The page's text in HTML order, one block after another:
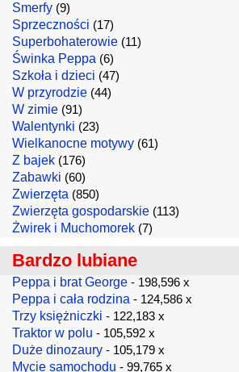
Smerfy (9)
Sprzeczności (17)
Superbohaterowie (11)
Świnka Peppa (6)
Szkoła i dzieci (47)
W przyrodzie (44)
W zimie (91)
Walentynki (23)
Wielkanocne motywy (61)
Z bajek (176)
Zabawki (60)
Zwierzęta (850)
Zwierzęta gospodarskie (113)
Żwirek i Muchomorek (7)
Bardzo lubiane
Peppa i brat George - 198,596 x
Peppa i cała rodzina - 124,586 x
Trzy księżniczki - 122,183 x
Traktor w polu - 105,592 x
Duże dinozaury - 105,179 x
Mycie samochodu - 99,765 x